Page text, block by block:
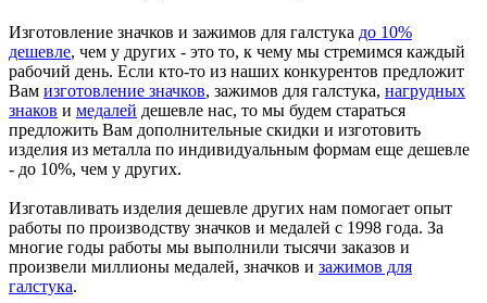
Изготовление значков и зажимов для галстука до 10%
дешевле, чем у других - это то, к чему мы стремимся каждый
рабочий день. Если кто-то из наших конкурентов предложит
Вам изготовление значков, зажимов для галстука, нагрудных
знаков и медалей дешевле нас, то мы будем стараться
предложить Вам дополнительные скидки и изготовить
изделия из металла по индивидуальным формам еще дешевле
- до 10%, чем у других.
Изготавливать изделия дешевле других нам помогает опыт
работы по производству значков и медалей с 1998 года. За
многие годы работы мы выполнили тысячи заказов и
произвели миллионы медалей, значков и зажимов для
галстука.